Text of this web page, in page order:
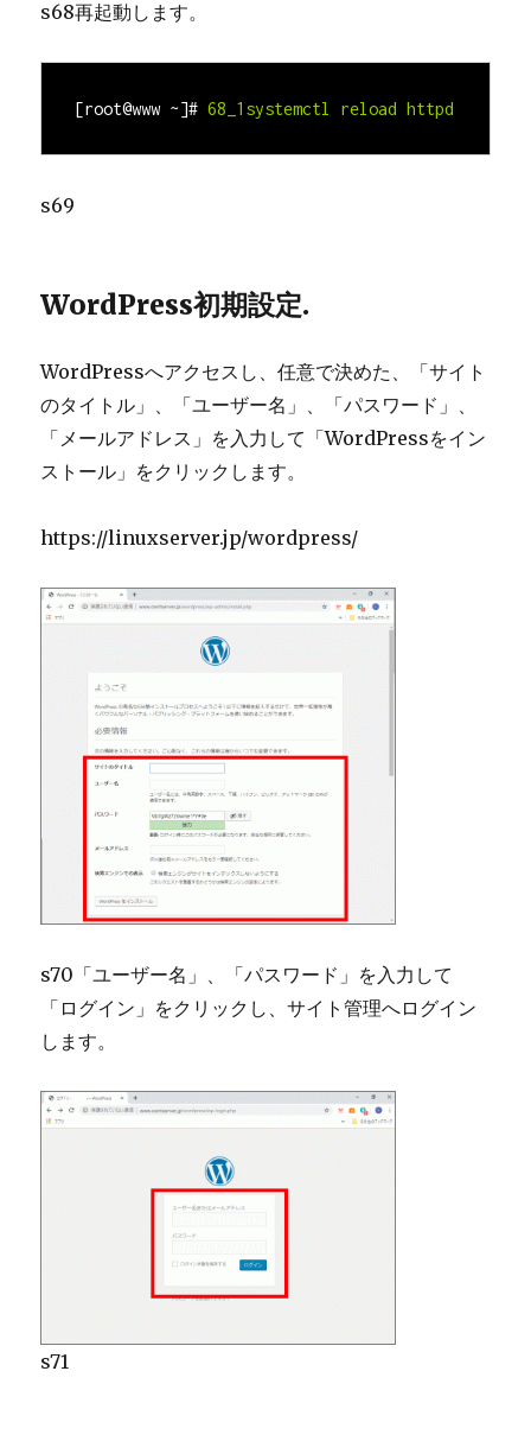
s68再起動します。
[root@www ~]# 68_1systemctl reload httpd
s69
WordPress初期設定.
WordPressへアクセスし、任意で決めた、「サイト
のタイトル」、「ユーザー名」、「パスワード」、
「メールアドレス」を入力して「WordPressをイン
ストール」をクリックします。
https://linuxserver.jp/wordpress/
s70「ユーザー名」、「パスワード」を入力して
「ログイン」をクリックし、サイト管理へログイン
します。
s71